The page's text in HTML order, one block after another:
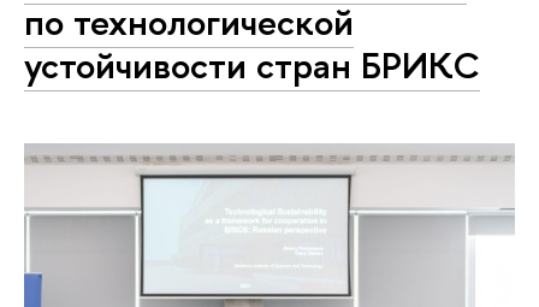
по технологической
устойчивости стран БРИКС